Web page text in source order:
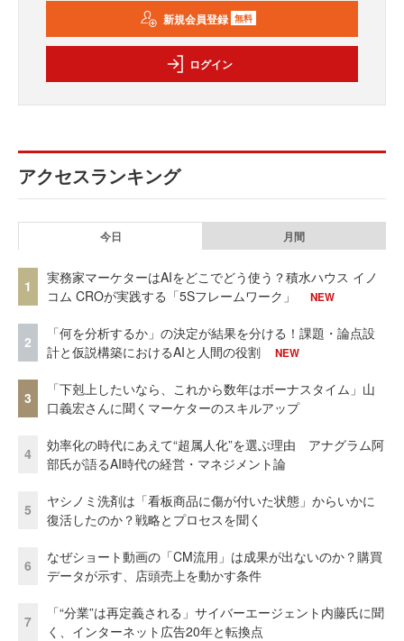
新規会員登録 無料
ログイン
アクセスランキング
今日 月間
1
実務家マーケターはAIをどこでどう使う？積水ハウス イノ
コム CROが実践する「5Sフレームワーク」
NEW
2
「何を分析するか」の決定が結果を分ける！課題・論点設
計と仮説構築におけるAIと人間の役割
NEW
3
「下剋上したいなら、これから数年はボーナスタイム」山
口義宏さんに聞くマーケターのスキルアップ
4
効率化の時代にあえて“超属人化”を選ぶ理由 アナグラム阿
部氏が語るAI時代の経営・マネジメント論
5
ヤシノミ洗剤は「看板商品に傷が付いた状態」からいかに
復活したのか？戦略とプロセスを聞く
6
なぜショート動画の「CM流用」は成果が出ないのか？購買
データが示す、店頭売上を動かす条件
7
「“分業”は再定義される」サイバーエージェント内藤氏に聞
く、インターネット広告20年と転換点